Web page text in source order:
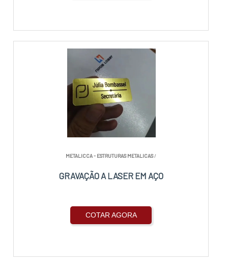
METALICCA - ESTRUTURAS METALICAS/
GRAVAÇÃO A LASER EM AÇO
COTAR AGORA